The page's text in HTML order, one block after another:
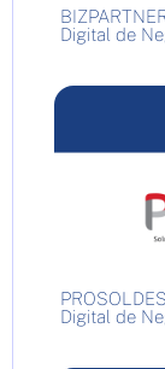
Digital de
Digital de